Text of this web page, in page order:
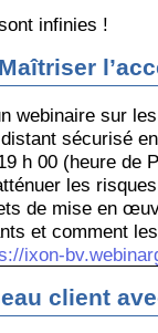
infinies !
webinaire sur
sécurisé
h 00 (heure de
les
de mise en
et comment
ixon-
client